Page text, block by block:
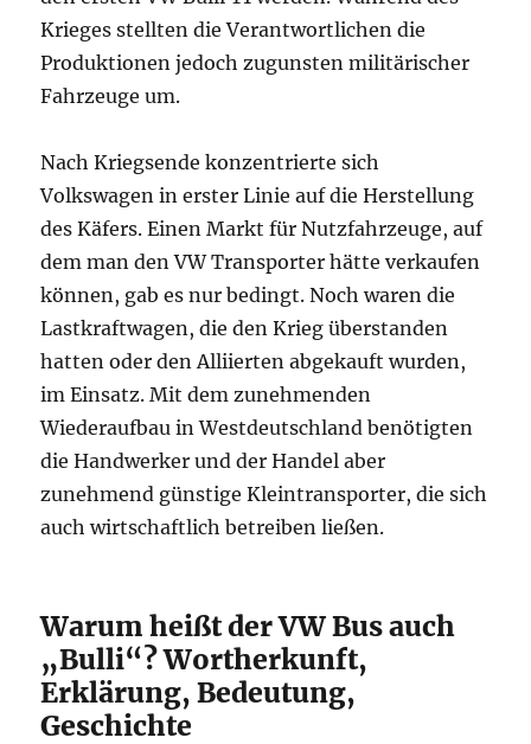
Krieges stellten die Verantwortlichen die
Produktionen jedoch zugunsten militärischer
Fahrzeuge um.
Nach Kriegsende konzentrierte sich
Volkswagen in erster Linie auf die Herstellung
des Käfers. Einen Markt für Nutzfahrzeuge, auf
dem man den VW Transporter hätte verkaufen
können, gab es nur bedingt. Noch waren die
Lastkraftwagen, die den Krieg überstanden
hatten oder den Alliierten abgekauft wurden,
im Einsatz. Mit dem zunehmenden
Wiederaufbau in Westdeutschland benötigten
die Handwerker und der Handel aber
zunehmend günstige Kleintransporter, die sich
auch wirtschaftlich betreiben ließen.
Warum heißt der VW Bus auch
„Bulli“? Wortherkunft,
Erklärung, Bedeutung,
Geschichte